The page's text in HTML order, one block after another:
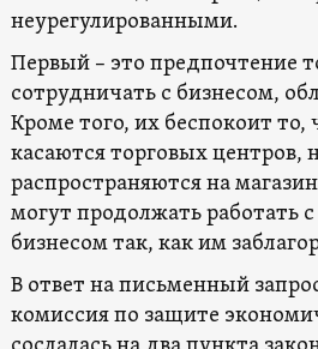
неурегулированными.
Первый – это предпочтение
сотрудничать с бизнесом,
Кроме того, их беспокоит то,
касаются торговых центров,
распространяются на
могут продолжать работать
бизнесом так, как им
В ответ на письменный
комиссия по защите